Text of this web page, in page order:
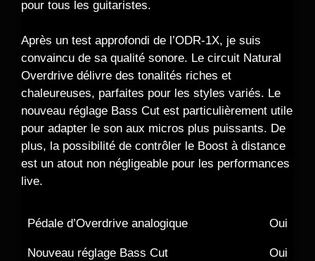
pour tous les guitaristes.
Après un test approfondi de l’ODR-1X, je suis
convaincu de sa qualité sonore. Le circuit Natural
Overdrive délivre des tonalités riches et
chaleureuses, parfaites pour les styles variés. Le
nouveau réglage Bass Cut est particulièrement utile
pour adapter le son aux micros plus puissants. De
plus, la possibilité de contrôler le Boost à distance
est un atout non négligeable pour les performances
live.
Pédale d’Overdrive analogique Oui
Nouveau réglage Bass Cut Oui